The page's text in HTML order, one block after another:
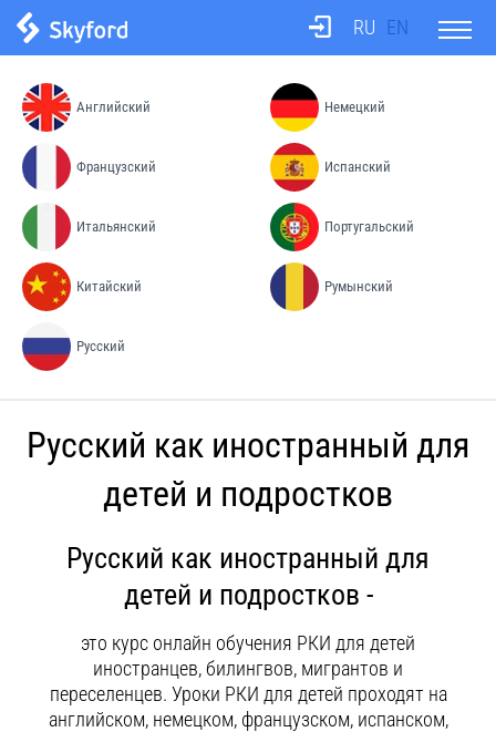
О школе
Бюро переводов
Преподаватели
Цены
Контакты
RU EN
Английский Немецкий
Французский Испанский
Итальянский Португальский
Китайский Румынский
Русский
Русский как иностранный для
детей и подростков
Русский как иностранный для
детей и подростков -
это курс онлайн обучения РКИ для детей
иностранцев, билингвов, мигрантов и
переселенцев. Уроки РКИ для детей проходят на
английском, немецком, французском, испанском,